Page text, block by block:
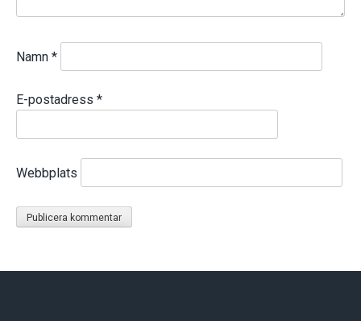
Namn *
E-postadress *
Webbplats